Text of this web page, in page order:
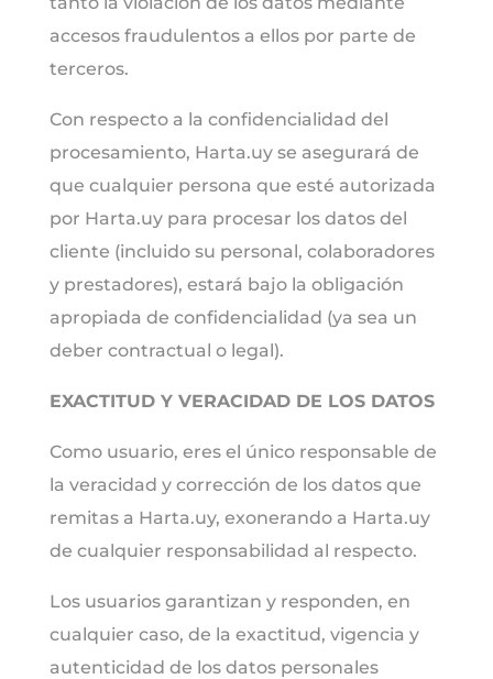
accesos fraudulentos a ellos por parte de
terceros.
Con respecto a la confidencialidad del
procesamiento, Harta.uy se asegurará de
que cualquier persona que esté autorizada
por Harta.uy para procesar los datos del
cliente (incluido su personal, colaboradores
y prestadores), estará bajo la obligación
apropiada de confidencialidad (ya sea un
deber contractual o legal).
EXACTITUD Y VERACIDAD DE LOS DATOS
Como usuario, eres el único responsable de
la veracidad y corrección de los datos que
remitas a Harta.uy, exonerando a Harta.uy
de cualquier responsabilidad al respecto.
Los usuarios garantizan y responden, en
cualquier caso, de la exactitud, vigencia y
autenticidad de los datos personales